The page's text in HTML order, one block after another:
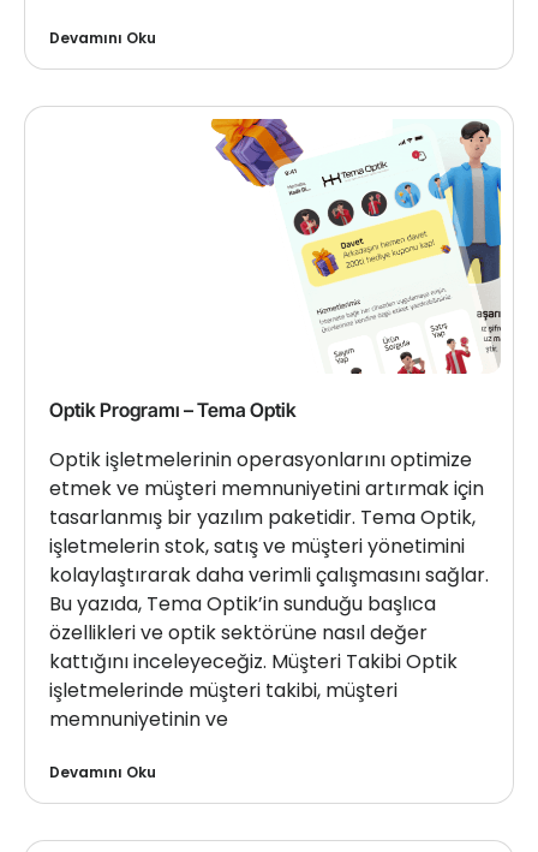
Devamını Oku
Optik Programı – Tema Optik
Optik işletmelerinin operasyonlarını optimize
etmek ve müşteri memnuniyetini artırmak için
tasarlanmış bir yazılım paketidir. Tema Optik,
işletmelerin stok, satış ve müşteri yönetimini
kolaylaştırarak daha verimli çalışmasını sağlar.
Bu yazıda, Tema Optik’in sunduğu başlıca
özellikleri ve optik sektörüne nasıl değer
kattığını inceleyeceğiz. Müşteri Takibi Optik
işletmelerinde müşteri takibi, müşteri
memnuniyetinin ve
Devamını Oku